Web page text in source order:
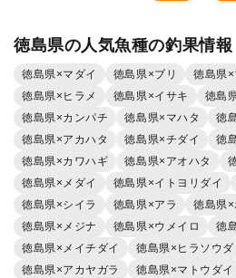
徳島県の人気魚種の釣果情報
徳島県×マダイ 徳島県×ブリ 徳島県×
徳島県×ヒラメ
徳島県×イサキ 徳島
徳島県×カンパチ
徳島県×マハタ 徳
徳島県×アカハタ
徳島県×チダイ
徳
徳島県×カワハギ
徳島県×アオハタ
徳島県×メダイ
徳島県×イトヨリダイ
徳島県×シイラ
徳島県×アラ 徳島県
徳島県×メジナ
徳島県×ウメイロ
徳
徳島県×メイチダイ
徳島県×ヒラソウダ
徳島県×アカヤガラ
徳島県×マトウダイ